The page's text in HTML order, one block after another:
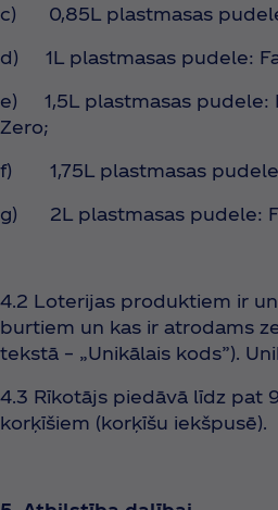
c) 0,85L plastmasas
d) 1L plastmasas pudele:
e) 1,5L plastmasas pudele:
Zero;
f) 1,75L plastmasas
g) 2L plastmasas pudele:
4.2 Loterijas produktiem ir
burtiem un kas ir atrodams
tekstā – „Unikālais kods”).
4.3 Rīkotājs piedāvā līdz pat
korķīšiem (korķīšu iekšpusē).